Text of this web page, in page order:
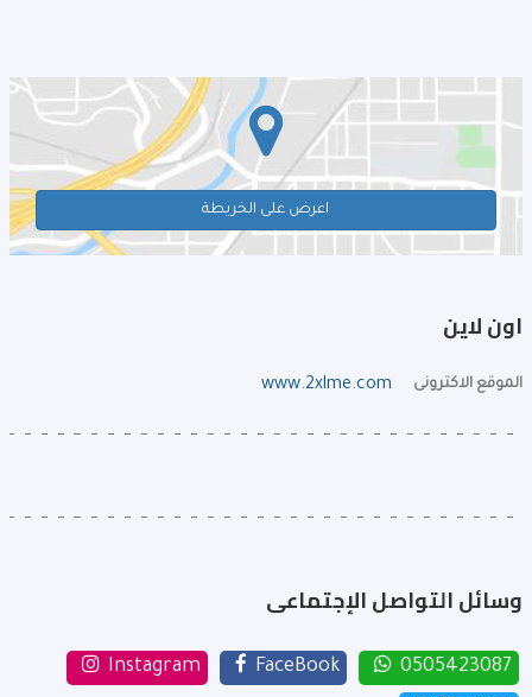
اعرض على الخريطة
اون لاين
الموقع الاكترونى www.2xlme.com
وسائل التواصل الإجتماعى
0505423087
FaceBook
Instagram